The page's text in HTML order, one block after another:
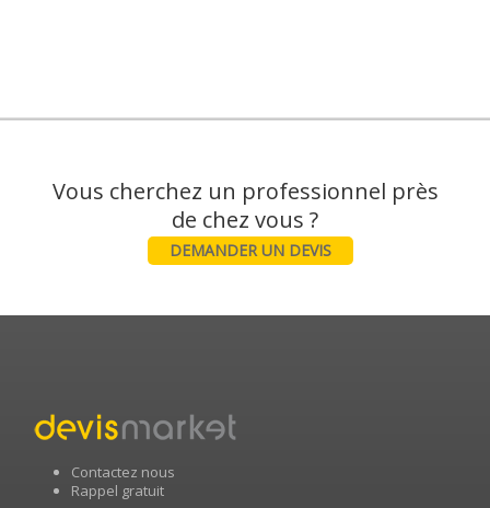
Vous cherchez un professionnel près
DEMANDER UN DEVIS
Contactez nous
Rappel gratuit